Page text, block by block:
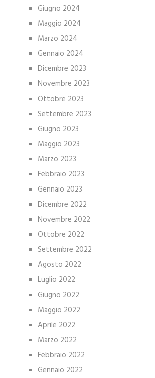
Giugno 2024
Maggio 2024
Marzo 2024
Gennaio 2024
Dicembre 2023
Novembre 2023
Ottobre 2023
Settembre 2023
Giugno 2023
Maggio 2023
Marzo 2023
Febbraio 2023
Gennaio 2023
Dicembre 2022
Novembre 2022
Ottobre 2022
Settembre 2022
Agosto 2022
Luglio 2022
Giugno 2022
Maggio 2022
Aprile 2022
Marzo 2022
Febbraio 2022
Gennaio 2022